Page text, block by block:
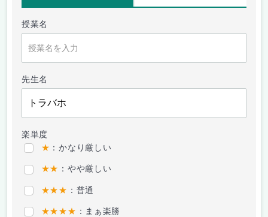
授業名
先生名
楽単度
★ ：かなり厳しい
★★ ：やや厳しい
★★★ ：普通
★★★★ ：まぁ楽勝